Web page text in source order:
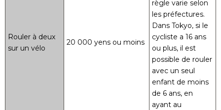
Rouler à deux
sur un vélo
20 000 yens ou moins
règle varie selon
les préfectures.
Dans Tokyo, si le
cycliste a 16 ans
ou plus, il est
possible de rouler
avec un seul
enfant de moins
de 6 ans, en
ayant au